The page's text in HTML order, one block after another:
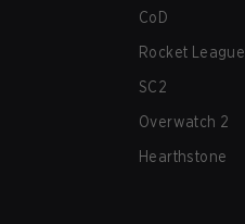
CoD
Rocket League
SC2
Overwatch 2
Hearthstone